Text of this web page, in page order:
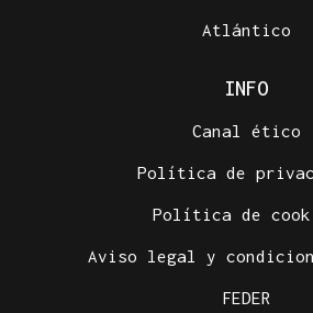
Atlántico
INFO
Canal ético
Política de
Política de
Aviso legal y
FEDER